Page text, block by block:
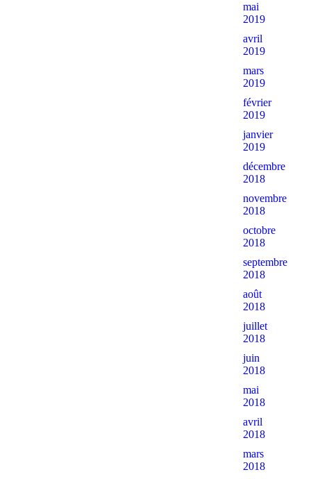
mai
2019
avril
2019
mars
2019
février
2019
janvier
2019
décembre
2018
novembre
2018
octobre
2018
septembre
2018
août
2018
juillet
2018
juin
2018
mai
2018
avril
2018
mars
2018